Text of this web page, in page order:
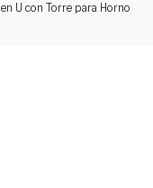
U con Torre para Horno